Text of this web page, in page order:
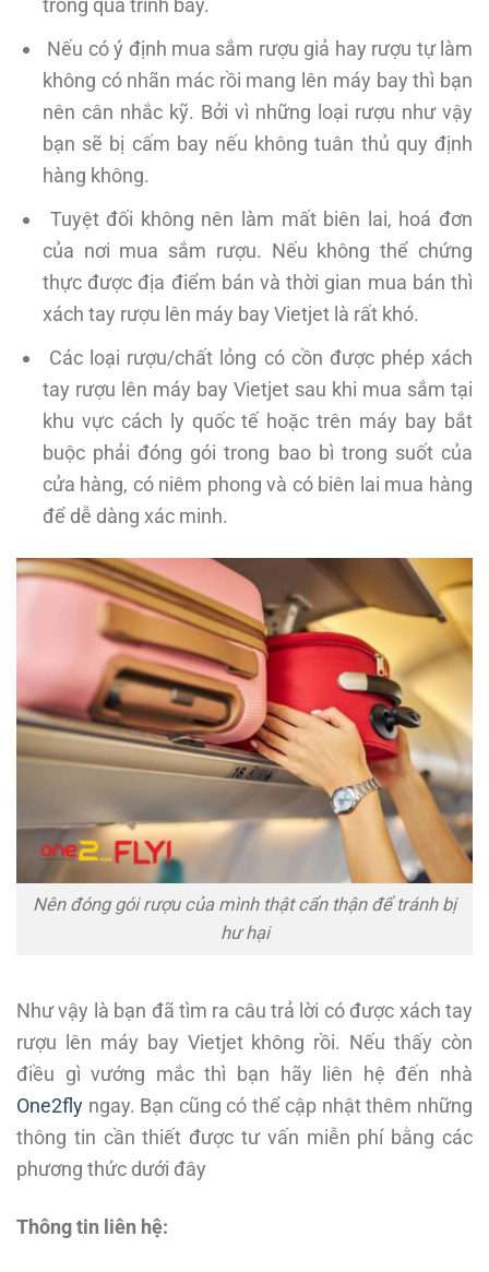
trong quá trình bay.
Nếu có ý định mua sắm rượu giả hay rượu tự làm
không có nhãn mác rồi mang lên máy bay thì bạn
nên cân nhắc kỹ. Bởi vì những loại rượu như vậy
bạn sẽ bị cấm bay nếu không tuân thủ quy định
hàng không.
Tuyệt đối không nên làm mất biên lai, hoá đơn
của nơi mua sắm rượu. Nếu không thể chứng
thực được địa điểm bán và thời gian mua bán thì
xách tay rượu lên máy bay Vietjet là rất khó.
Các loại rượu/chất lỏng có cồn được phép xách
tay rượu lên máy bay Vietjet sau khi mua sắm tại
khu vực cách ly quốc tế hoặc trên máy bay bắt
buộc phải đóng gói trong bao bì trong suốt của
cửa hàng, có niêm phong và có biên lai mua hàng
để dễ dàng xác minh.
Nên đóng gói rượu của mình thật cẩn thận để tránh bị
hư hại
Như vậy là bạn đã tìm ra câu trả lời có được xách tay
rượu lên máy bay Vietjet không rồi. Nếu thấy còn
điều gì vướng mắc thì bạn hãy liên hệ đến nhà
One2fly ngay. Bạn cũng có thể cập nhật thêm những
thông tin cần thiết được tư vấn miễn phí bằng các
phương thức dưới đây
Thông tin liên hệ: